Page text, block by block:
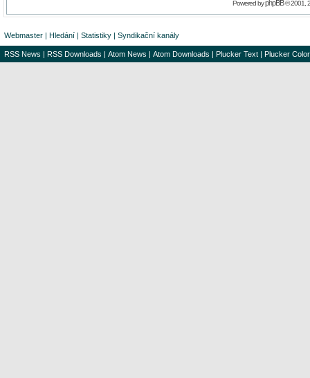
Powered byphpBB© 2001,
Webmaster | Hledání | Statistiky | Syndikační kanály
RSS News | RSS Downloads | Atom News | Atom Downloads | Plucker Text | Plucker Color